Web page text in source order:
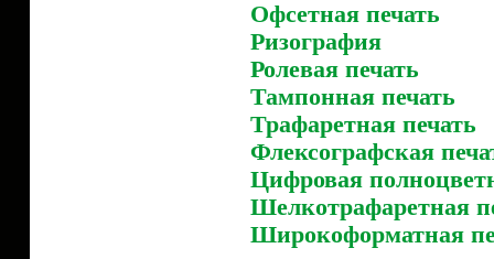
Офсетная печать
Ризография
Ролевая печать
Тампонная печать
Трафаретная печать
Флексографская
Цифровая
Шелкотрафаретная
Широкоформатная